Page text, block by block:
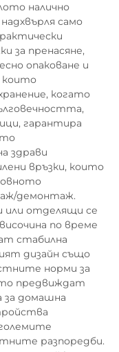
налично
само
за пренасяне,
опаковане и
които
когато
гарантира
здрави
връзки, които
демонтаж.
или отделящи се
по време
стабилна
дизайн също
норми за
предвиждат
за домашна
разпоредби.